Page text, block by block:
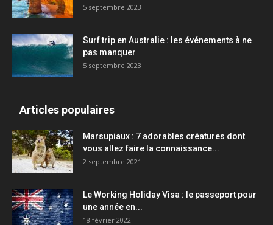
5 septembre 2023
Surf trip en Australie : les événements à ne
pas manquer
5 septembre 2023
Articles populaires
Marsupiaux : 7 adorables créatures dont
vous allez faire la connaissance...
2 septembre 2021
Le Working Holiday Visa : le passeport pour
une année en...
18 février 2022